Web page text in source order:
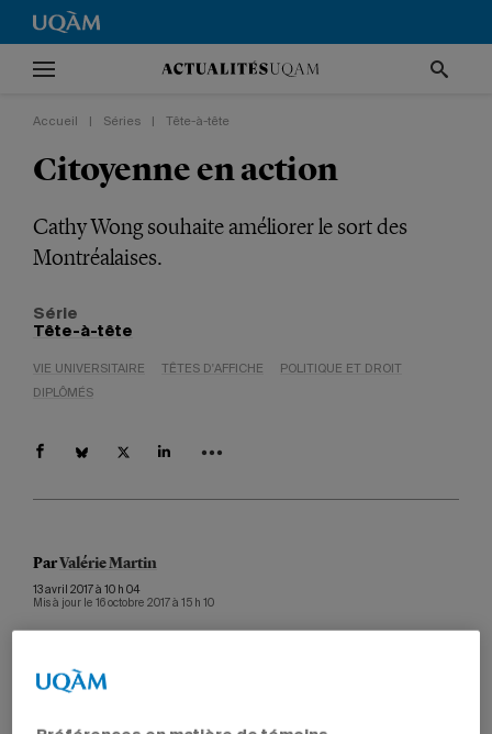
Accueil Séries Tête-à-tête
Citoyenne en action
Cathy Wong souhaite améliorer le sort des
Montréalaises.
Série
Tête-à-tête
VIE UNIVERSITAIRE TÊTES D'AFFICHE
POLITIQUE ET DROIT
DIPLÔMÉS
ParValérie Martin
13 avril 2017 à 10 h 04
Mis à jour le 16 octobre 2017 à 15 h 10
Série